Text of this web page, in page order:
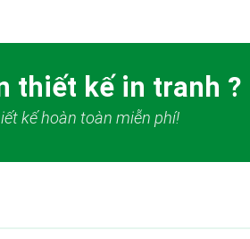
thiết kế in tranh ?
kế hoàn toàn miễn phí!